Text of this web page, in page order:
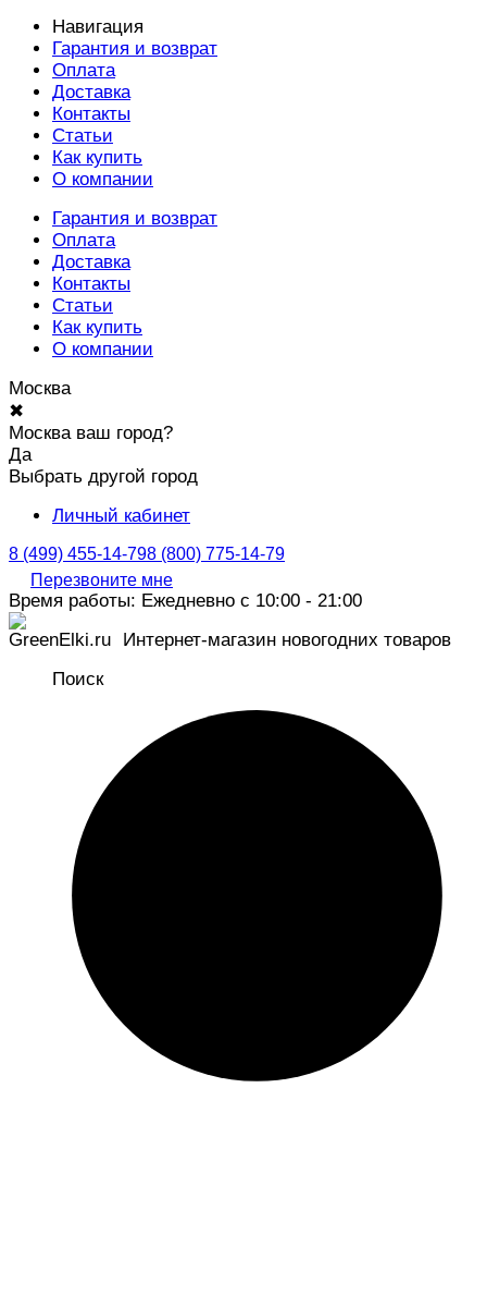
Навигация
Гарантия и возврат
Оплата
Доставка
Контакты
Статьи
Как купить
О компании
Гарантия и возврат
Оплата
Доставка
Контакты
Статьи
Как купить
О компании
Москва
✖
Москва ваш город?
Да
Выбрать другой город
Личный кабинет
8 (499) 455-14-798 (800) 775-14-79
Перезвоните мне
Время работы: Ежедневно с 10:00 - 21:00
Интернет-магазин новогодних товаров
Поиск